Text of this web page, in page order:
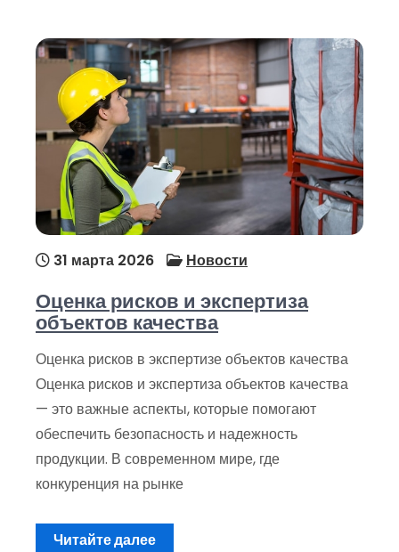
31 марта 2026 Новости
Оценка рисков и экспертиза
объектов качества
Оценка рисков в экспертизе объектов качества
Оценка рисков и экспертиза объектов качества
— это важные аспекты, которые помогают
обеспечить безопасность и надежность
продукции. В современном мире, где
конкуренция на рынке
Читайте далее